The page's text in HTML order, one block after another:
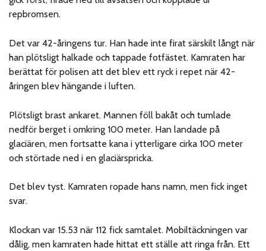
repbromsen.
Det var 42-åringens tur. Han hade inte firat särskilt långt när
han plötsligt halkade och tappade fotfästet. Kamraten har
berättat för polisen att det blev ett ryck i repet när 42-
åringen blev hängande i luften.
Plötsligt brast ankaret. Mannen föll bakåt och tumlade
nedför berget i omkring 100 meter. Han landade på
glaciären, men fortsatte kana i ytterligare cirka 100 meter
och störtade ned i en glaciärspricka.
Det blev tyst. Kamraten ropade hans namn, men fick inget
svar.
Klockan var 15.53 när 112 fick samtalet. Mobiltäckningen var
dålig, men kamraten hade hittat ett ställe att ringa från. Ett